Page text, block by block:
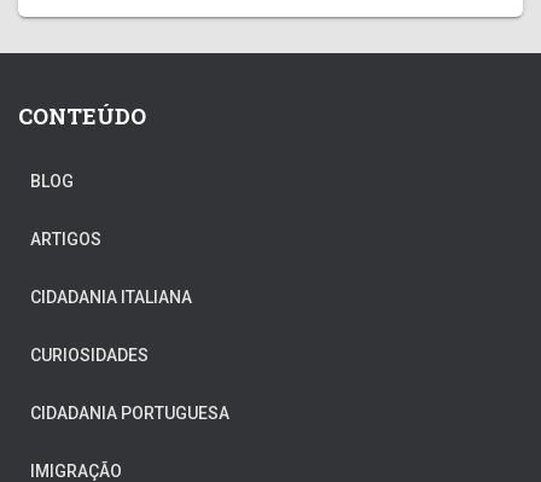
CONTEÚDO
BLOG
ARTIGOS
CIDADANIA ITALIANA
CURIOSIDADES
CIDADANIA PORTUGUESA
IMIGRAÇÃO